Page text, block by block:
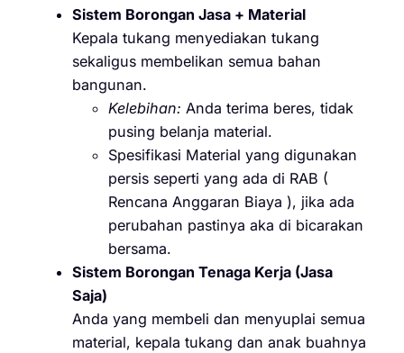
Sistem Borongan Jasa + Material
Kepala tukang menyediakan tukang
sekaligus membelikan semua bahan
bangunan.
Kelebihan: Anda terima beres, tidak
pusing belanja material.
Spesifikasi Material yang digunakan
persis seperti yang ada di RAB (
Rencana Anggaran Biaya ), jika ada
perubahan pastinya aka di bicarakan
bersama.
Sistem Borongan Tenaga Kerja (Jasa
Saja)
Anda yang membeli dan menyuplai semua
material, kepala tukang dan anak buahnya